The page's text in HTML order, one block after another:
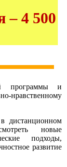
– 4 500
программы и
дистанционном
новые
подходы,
развитие